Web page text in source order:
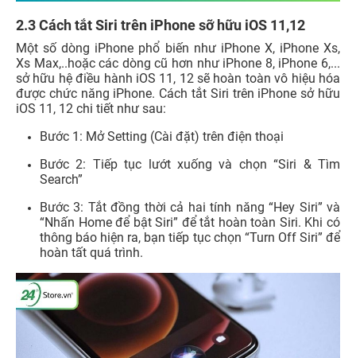
2.3 Cách tắt Siri trên iPhone sỡ hữu iOS 11,12
Một số dòng iPhone phổ biến như iPhone X, iPhone Xs,
Xs Max,..hoặc các dòng cũ hơn như iPhone 8, iPhone 6,...
sở hữu hệ điều hành iOS 11, 12 sẽ hoàn toàn vô hiệu hóa
được chức năng iPhone. Cách tắt Siri trên iPhone sở hữu
iOS 11, 12 chi tiết như sau:
Bước 1: Mở Setting (Cài đặt) trên điện thoại
Bước 2: Tiếp tục lướt xuống và chọn “Siri & Tìm
Search”
Bước 3: Tắt đồng thời cả hai tính năng “Hey Siri” và
“Nhấn Home để bật Siri” để tắt hoàn toàn Siri. Khi có
thông báo hiện ra, bạn tiếp tục chọn “Turn Off Siri” để
hoàn tất quá trình.